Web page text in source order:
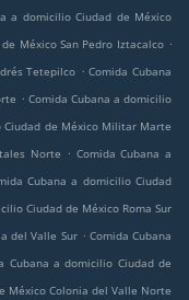
a domicilio Ciudad de México
México San Pedro Iztacalco .
Tetepilco . Comida Cubana
. Comida Cubana a domicilio
Ciudad de México Militar Marte
Norte . Comida Cubana a
Cubana a domicilio Ciudad
Ciudad de México Roma Sur
del Valle Sur . Comida Cubana
Cubana a domicilio Ciudad de
México Colonia del Valle Norte